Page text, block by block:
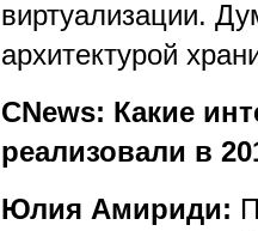
виртуализации.
архитектурой
CNews: Какие
реализовали в
Юлия Амириди: